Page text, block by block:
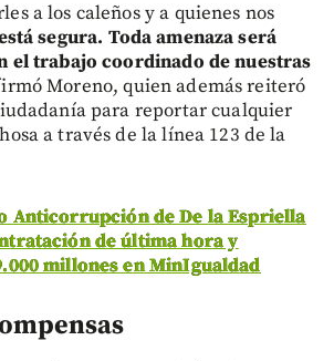
a los caleños y a quienes nos
segura. Toda amenaza será
el trabajo coordinado de nuestras
Moreno, quien además reiteró
para reportar cualquier
a través de la línea 123 de la
Anticorrupción de De la Espriella
de última hora y
millones en MinIgualdad